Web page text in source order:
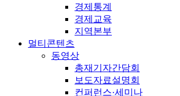
경제통계
경제교육
지역본부
멀티콘텐츠
동영상
총재기자간담회
보도자료설명회
컨퍼런스·세미나